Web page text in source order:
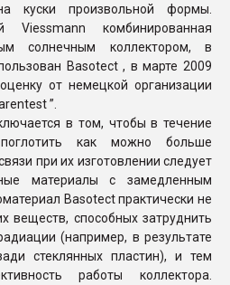
произвольной формы.
Viessmann комбинированная
солнечным коллектором, в
Basotect , в марте 2009
от немецкой организации
”.
в том, чтобы в течение
как можно больше
при их изготовлении следует
материалы с замедленным
Basotect практически не
веществ, способных затруднить
(например, в результате
стеклянных пластин), и тем
работы коллектора.